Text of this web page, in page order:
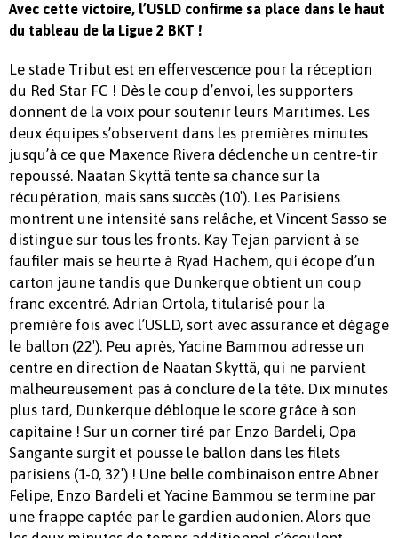
Avec cette victoire, l’USLD confirme sa place dans le haut
du tableau de la Ligue 2 BKT !
Le stade Tribut est en effervescence pour la réception
du Red Star FC ! Dès le coup d’envoi, les supporters
donnent de la voix pour soutenir leurs Maritimes. Les
deux équipes s’observent dans les premières minutes
jusqu’à ce que Maxence Rivera déclenche un centre-tir
repoussé. Naatan Skyttä tente sa chance sur la
récupération, mais sans succès (10′). Les Parisiens
montrent une intensité sans relâche, et Vincent Sasso se
distingue sur tous les fronts. Kay Tejan parvient à se
faufiler mais se heurte à Ryad Hachem, qui écope d’un
carton jaune tandis que Dunkerque obtient un coup
franc excentré. Adrian Ortola, titularisé pour la
première fois avec l’USLD, sort avec assurance et dégage
le ballon (22′). Peu après, Yacine Bammou adresse un
centre en direction de Naatan Skyttä, qui ne parvient
malheureusement pas à conclure de la tête. Dix minutes
plus tard, Dunkerque débloque le score grâce à son
capitaine ! Sur un corner tiré par Enzo Bardeli, Opa
Sangante surgit et pousse le ballon dans les filets
parisiens (1-0, 32′) ! Une belle combinaison entre Abner
Felipe, Enzo Bardeli et Yacine Bammou se termine par
une frappe captée par le gardien audonien. Alors que